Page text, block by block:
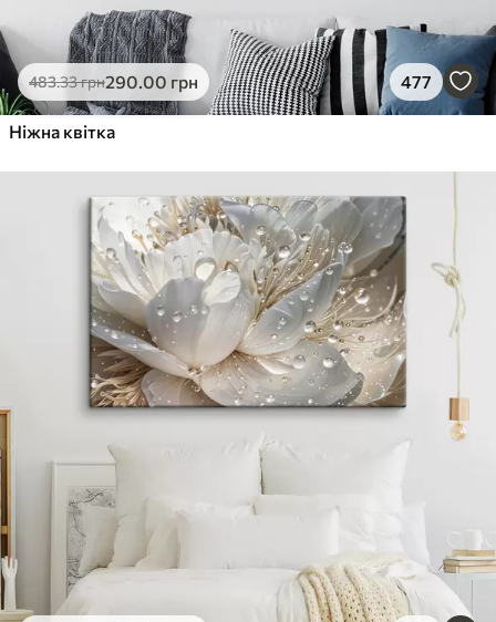
483.33грн290.00 грн 477
Ніжна квітка